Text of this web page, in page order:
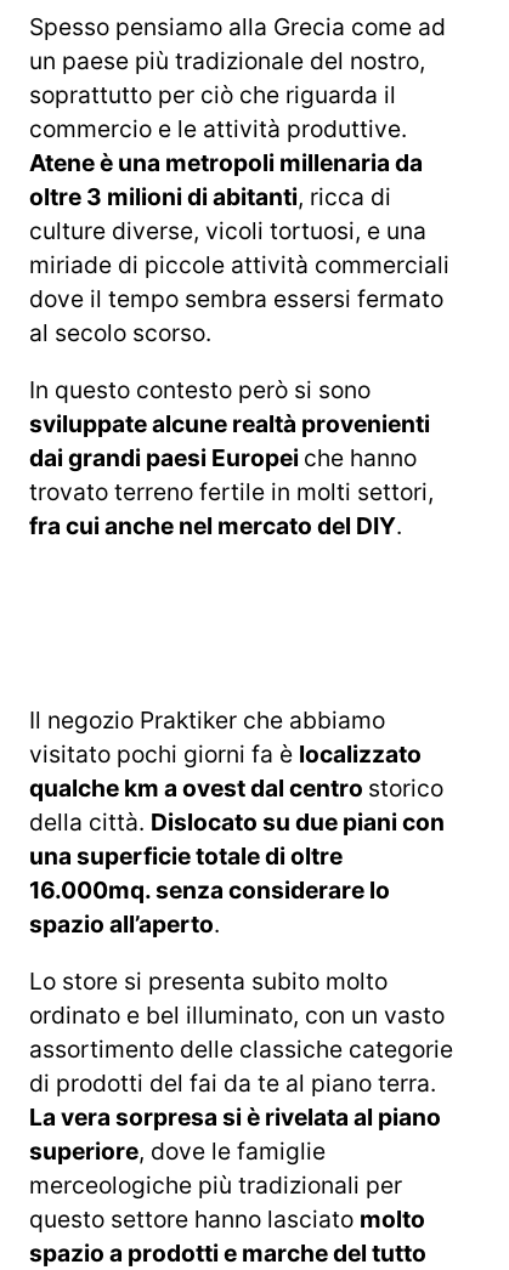
Spesso pensiamo alla Grecia come ad
un paese più tradizionale del nostro,
soprattutto per ciò che riguarda il
commercio e le attività produttive.
Atene è una metropoli millenaria da
oltre 3 milioni di abitanti, ricca di
culture diverse, vicoli tortuosi, e una
miriade di piccole attività commerciali
dove il tempo sembra essersi fermato
al secolo scorso.
In questo contesto però si sono
sviluppate alcune realtà provenienti
dai grandi paesi Europei che hanno
trovato terreno fertile in molti settori,
fra cui anche nel mercato del DIY.
Il negozio Praktiker che abbiamo
visitato pochi giorni fa è localizzato
qualche km a ovest dal centro storico
della città. Dislocato su due piani con
una superficie totale di oltre
16.000mq. senza considerare lo
spazio all’aperto.
Lo store si presenta subito molto
ordinato e bel illuminato, con un vasto
assortimento delle classiche categorie
di prodotti del fai da te al piano terra.
La vera sorpresa si è rivelata al piano
superiore, dove le famiglie
merceologiche più tradizionali per
questo settore hanno lasciato molto
spazio a prodotti e marche del tutto